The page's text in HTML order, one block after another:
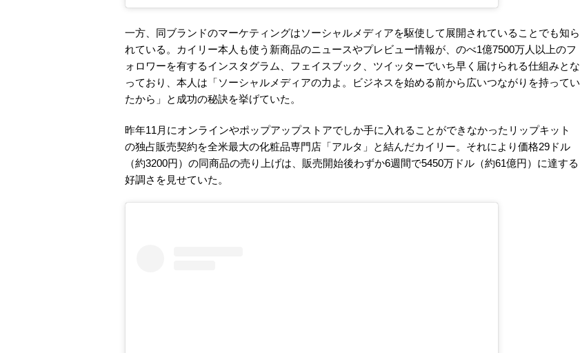
一方、同ブランドのマーケティングはソーシャルメディアを駆使して展開されていることでも知ら
れている。カイリー本人も使う新商品のニュースやプレビュー情報が、のべ1億7500万人以上のフ
ォロワーを有するインスタグラム、フェイスブック、ツイッターでいち早く届けられる仕組みとな
っており、本人は「ソーシャルメディアの力よ。ビジネスを始める前から広いつながりを持ってい
たから」と成功の秘訣を挙げていた。
昨年11月にオンラインやポップアップストアでしか手に入れることができなかったリップキット
の独占販売契約を全米最大の化粧品専門店「アルタ」と結んだカイリー。それにより価格29ドル
（約3200円）の同商品の売り上げは、販売開始後わずか6週間で5450万ドル（約61億円）に達する
好調さを見せていた。